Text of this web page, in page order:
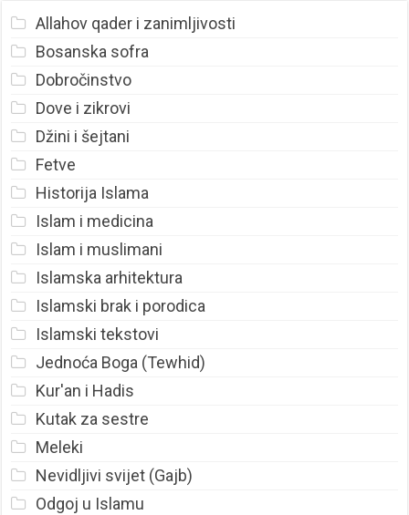
Allahov qader i zanimljivosti
Bosanska sofra
Dobročinstvo
Dove i zikrovi
Džini i šejtani
Fetve
Historija Islama
Islam i medicina
Islam i muslimani
Islamska arhitektura
Islamski brak i porodica
Islamski tekstovi
Jednoća Boga (Tewhid)
Kur'an i Hadis
Kutak za sestre
Meleki
Nevidljivi svijet (Gajb)
Odgoj u Islamu